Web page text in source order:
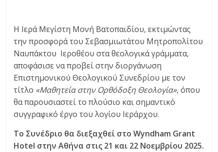
Η Ιερά Μεγίστη Μονή Βατοπαιδίου, εκτιμώντας
την προσφορά του Σεβασμιωτάτου Μητροπολίτου
Ναυπάκτου Ιεροθέου στα θεολογικά γράμματα,
αποφάσισε να προβεί στην διοργάνωση
Επιστημονικού Θεολογικού Συνεδρίου με τον
τίτλο «Μαθητεία στην Ορθόδοξη Θεολογία», όπου
θα παρουσιαστεί το πλούσιο και σημαντικό
συγγραφικό έργο του λογίου Ιεράρχου.
Το Συνέδριο θα διεξαχθεί στο Wyndham Grant
Hotel στην Αθήνα στις 21 και 22 Νοεμβρίου 2025.